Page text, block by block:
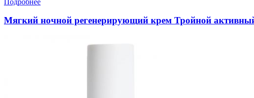
Мягкий ночной регенерирующий крем Тройной